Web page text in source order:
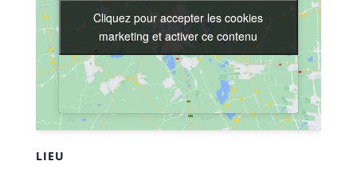
LIEU
Cliquez pour accepter les cookies
marketing et activer ce contenu
Cliquez pour accepter les cookies
marketing et activer ce contenu